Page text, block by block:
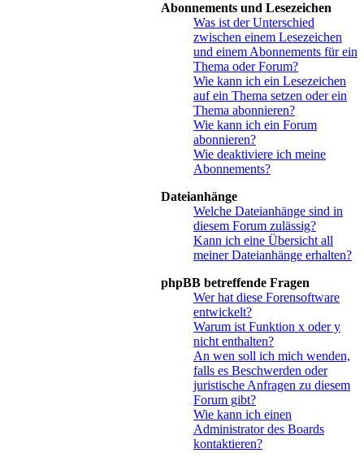
Abonnements und Lesezeichen
Was ist der Unterschied
zwischen einem Lesezeichen
und einem Abonnements für ein
Thema oder Forum?
Wie kann ich ein Lesezeichen
auf ein Thema setzen oder ein
Thema abonnieren?
Wie kann ich ein Forum
abonnieren?
Wie deaktiviere ich meine
Abonnements?
Dateianhänge
Welche Dateianhänge sind in
diesem Forum zulässig?
Kann ich eine Übersicht all
meiner Dateianhänge erhalten?
phpBB betreffende Fragen
Wer hat diese Forensoftware
entwickelt?
Warum ist Funktion x oder y
nicht enthalten?
An wen soll ich mich wenden,
falls es Beschwerden oder
juristische Anfragen zu diesem
Forum gibt?
Wie kann ich einen
Administrator des Boards
kontaktieren?